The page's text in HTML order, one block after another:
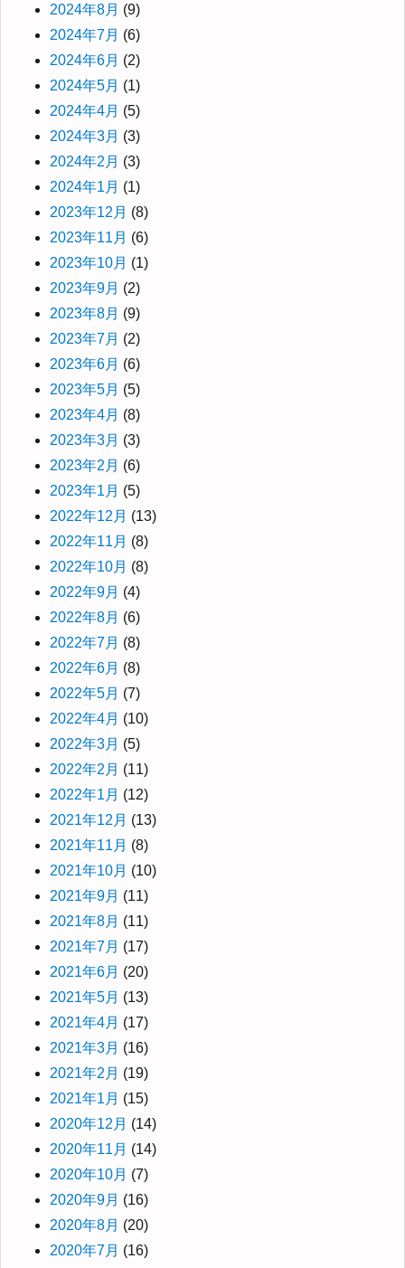
2024年8月 (9)
2024年7月 (6)
2024年6月 (2)
2024年5月 (1)
2024年4月 (5)
2024年3月 (3)
2024年2月 (3)
2024年1月 (1)
2023年12月 (8)
2023年11月 (6)
2023年10月 (1)
2023年9月 (2)
2023年8月 (9)
2023年7月 (2)
2023年6月 (6)
2023年5月 (5)
2023年4月 (8)
2023年3月 (3)
2023年2月 (6)
2023年1月 (5)
2022年12月 (13)
2022年11月 (8)
2022年10月 (8)
2022年9月 (4)
2022年8月 (6)
2022年7月 (8)
2022年6月 (8)
2022年5月 (7)
2022年4月 (10)
2022年3月 (5)
2022年2月 (11)
2022年1月 (12)
2021年12月 (13)
2021年11月 (8)
2021年10月 (10)
2021年9月 (11)
2021年8月 (11)
2021年7月 (17)
2021年6月 (20)
2021年5月 (13)
2021年4月 (17)
2021年3月 (16)
2021年2月 (19)
2021年1月 (15)
2020年12月 (14)
2020年11月 (14)
2020年10月 (7)
2020年9月 (16)
2020年8月 (20)
2020年7月 (16)